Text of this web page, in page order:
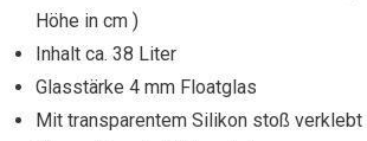
Höhe in cm )
Inhalt ca. 38 Liter
Glasstärke 4 mm Floatglas
Mit transparentem Silikon stoß verklebt